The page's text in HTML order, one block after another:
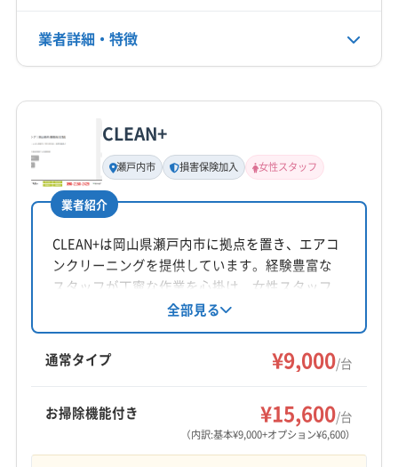
業者詳細・特徴
基本情報
代表者名
長尾真弥
所在地
香川県綾歌郡綾川町羽床下924-5
対応地域
観音寺市 丸亀市
善通寺市
東かがわ市 綾歌郡綾川町
綾歌郡宇多津町
仲多度郡まんのう町
仲多度郡多度津町
お客様のご都合に可能な限り合わせます！
CLEAN+
瀬戸内市 損害保険加入 女性スタッフ
業者紹介
CLEAN+は岡山県瀬戸内市に拠点を置き、エアコ
ンクリーニングを提供しています。経験豊富な
スタッフが丁寧な作業を心掛け、女性スタッフ
の同行も可能です。基本料金は1台9000円から
で、複数台割引や消臭抗菌コートなどのオプシ
ョンも用意されています。損害保険加入済みで
す。
全部見る
通常タイプ ¥9,000/台
お掃除機能付き ¥15,600/台
（内訳:基本¥9,000+オプション¥6,600）